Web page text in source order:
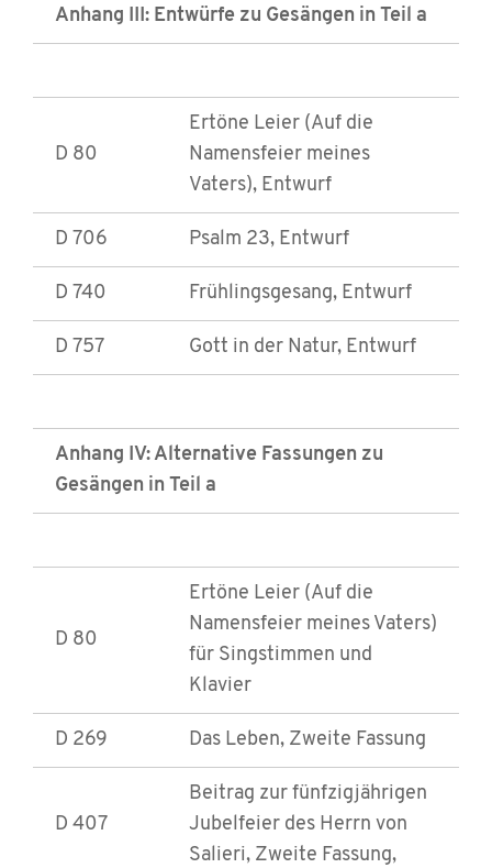
Anhang III: Entwürfe zu Gesängen in Teil a
D 80
Ertöne Leier (Auf die
Namensfeier meines
Vaters), Entwurf
D 706 Psalm 23, Entwurf
D 740 Frühlingsgesang, Entwurf
D 757 Gott in der Natur, Entwurf
Anhang IV: Alternative Fassungen zu
Gesängen in Teil a
D 80
Ertöne Leier (Auf die
Namensfeier meines Vaters)
für Singstimmen und
Klavier
D 269 Das Leben, Zweite Fassung
D 407
Beitrag zur fünfzigjährigen
Jubelfeier des Herrn von
Salieri, Zweite Fassung,